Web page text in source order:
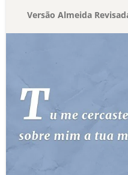
Versão Almeida